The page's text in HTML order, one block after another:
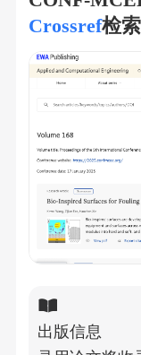
Crossref检索
出版信息